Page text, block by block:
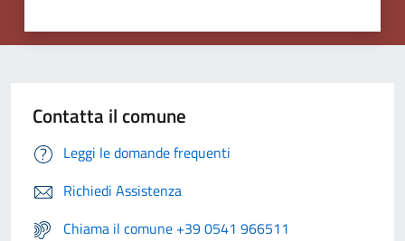
Contatta il comune
Leggi le domande frequenti
Richiedi Assistenza
Chiama il comune +39 0541 966511